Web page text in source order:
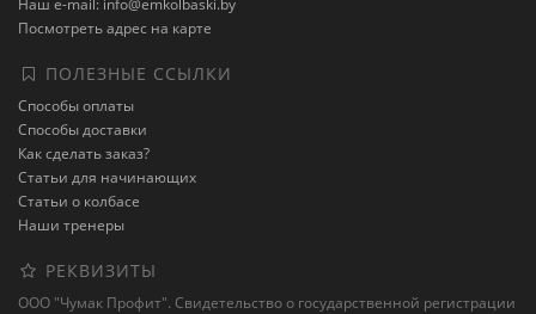
Наш e-mail: info@emkolbaski.by
Посмотреть адрес на карте
ПОЛЕЗНЫЕ ССЫЛКИ
Способы оплаты
Способы доставки
Как сделать заказ?
Статьи для начинающих
Статьи о колбасе
Наши тренеры
РЕКВИЗИТЫ
ООО "Чумак Профит". Свидетельство о государственной регистрации